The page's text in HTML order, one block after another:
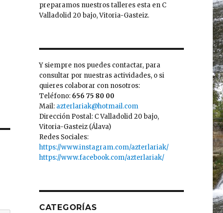
preparamos nuestros talleres esta en C
Valladolid 20 bajo, Vitoria-Gasteiz.
Y siempre nos puedes contactar, para
consultar por nuestras actividades, o si
quieres colaborar con nosotros:
Teléfono: 656 75 80 00
Mail: azterlariak@hotmail.com
Dirección Postal: C Valladolid 20 bajo,
Vitoria-Gasteiz (Álava)
Redes Sociales:
https://www.instagram.com/azterlariak/
https://www.facebook.com/azterlariak/
CATEGORÍAS